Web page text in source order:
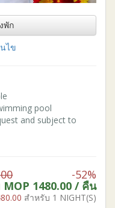
พัก
ไข
pool
and subject to
-52%
MOP 1480.00 / คืน
สำหรับ 1 NIGHT(S)